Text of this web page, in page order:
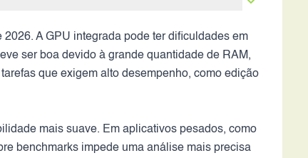
A GPU integrada pode ter dificuldades em
ser boa devido à grande quantidade de RAM,
que exigem alto desempenho, como edição
mais suave. Em aplicativos pesados, como
benchmarks impede uma análise mais precisa